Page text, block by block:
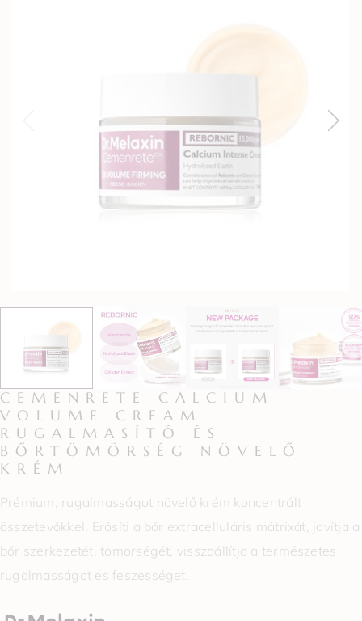
CEMENRETE CALCIUM
VOLUME CREAM
RUGALMASÍTÓ ÉS
BŐRTÖMÖRSÉG NÖVELŐ
KRÉM
Prémium, rugalmasságot növelő krém koncentrált
összetevőkkel. Erősíti a bőr extracelluláris mátrixát, javítja a
bőr szerkezetét, tömörségét, visszaállítja a természetes
rugalmasságot és feszességet.